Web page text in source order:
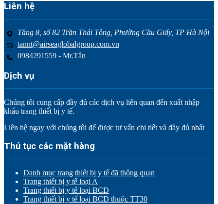
Liên hệ
Tầng 8, số 82 Trần Thái Tông, Phường Cầu Giấy, TP Hà Nội
tannt@airseaglobalgroup.com.vn
0984291559 - Mr.Tân
Dịch vụ
Chúng tôi cung cấp đầy đủ các dịch vụ liên quan đến xuất nhập
khẩu trang thiết bị y tế.
Liên hệ ngay với chúng tôi để được tư vấn chi tiết và đầy đủ nhất
Thủ tục các mặt hàng
Danh mục trang thiết bị y tế đã thông quan
Trang thiết bị y tế loại A
Trang thiết bị y tế loại BCD
Trang thiết bị y tế loại BCD thuộc TT30